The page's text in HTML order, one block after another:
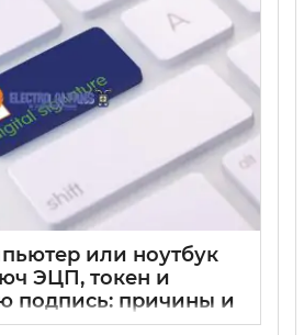
или ноутбук
ЭЦП, токен и
подпись: причины и